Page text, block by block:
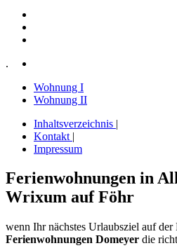
.
Wohnung I
Wohnung II
Inhaltsverzeichnis |
Kontakt |
Impressum
Ferienwohnungen in
Wrixum auf Föhr
wenn Ihr nächstes Urlaubsziel auf
Ferienwohnungen Domeyer die